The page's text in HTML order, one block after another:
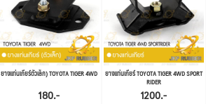
ยางแท่นเกียร์ตัวเล็ก) TOYOTA TIGER 4WD
180.-
ยางแท่นเกียร์ TOYOTA TIGER 4WD SPORT
RIDER
1200.-